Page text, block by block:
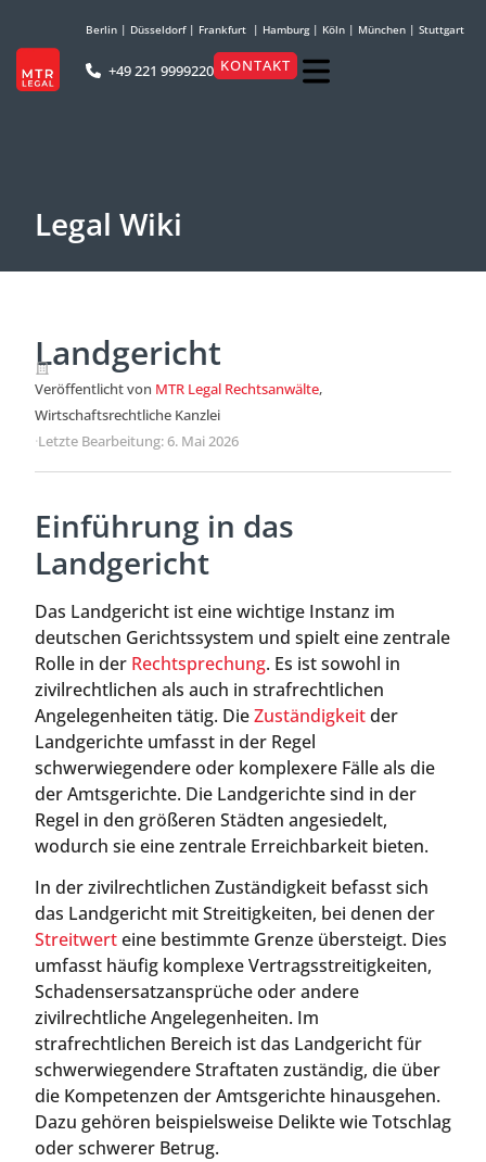
Berlin | Düsseldorf| Frankfurt | Hamburg| Köln | München | Stuttgart
+49 221 9999220 KONTAKT
Legal Wiki
Landgericht
Veröffentlicht von MTR Legal Rechtsanwälte,
Wirtschaftsrechtliche Kanzlei
·Letzte Bearbeitung: 6. Mai 2026
Einführung in das
Landgericht
Das Landgericht ist eine wichtige Instanz im
deutschen Gerichtssystem und spielt eine zentrale
Rolle in der Rechtsprechung. Es ist sowohl in
zivilrechtlichen als auch in strafrechtlichen
Angelegenheiten tätig. DieZuständigkeitder
Landgerichte umfasst in der Regel
schwerwiegendere oder komplexere Fälle als die
der Amtsgerichte. Die Landgerichte sind in der
Regel in den größeren Städten angesiedelt,
wodurch sie eine zentrale Erreichbarkeit bieten.
In der zivilrechtlichen Zuständigkeit befasst sich
das Landgericht mit Streitigkeiten, bei denen der
Streitwerteine bestimmte Grenze übersteigt. Dies
umfasst häufig komplexe Vertragsstreitigkeiten,
Schadensersatzansprüche oder andere
zivilrechtliche Angelegenheiten. Im
strafrechtlichen Bereich ist das Landgericht für
schwerwiegendere Straftaten zuständig, die über
die Kompetenzen der Amtsgerichte hinausgehen.
Dazu gehören beispielsweise Delikte wie Totschlag
oder schwerer Betrug.